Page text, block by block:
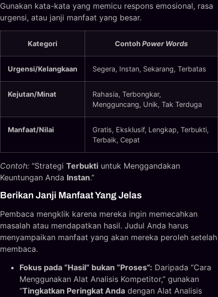
Gunakan kata-kata yang memicu respons emosional, rasa
urgensi, atau janji manfaat yang besar.
Kategori Contoh Power Words
Urgensi/Kelangkaan Segera, Instan, Sekarang, Terbatas
Kejutan/Minat
Rahasia, Terbongkar,
Mengguncang, Unik, Tak Terduga
Manfaat/Nilai
Gratis, Eksklusif, Lengkap, Terbukti,
Terbaik, Cepat
Contoh: “Strategi Terbukti untuk Menggandakan
Keuntungan Anda Instan.”
Berikan Janji Manfaat Yang Jelas
Pembaca mengklik karena mereka ingin memecahkan
masalah atau mendapatkan hasil. Judul Anda harus
menyampaikan manfaat yang akan mereka peroleh setelah
membaca.
Fokus pada “Hasil” bukan “Proses”: Daripada “Cara
Menggunakan Alat Analisis Kompetitor,” gunakan
“Tingkatkan Peringkat Anda dengan Alat Analisis